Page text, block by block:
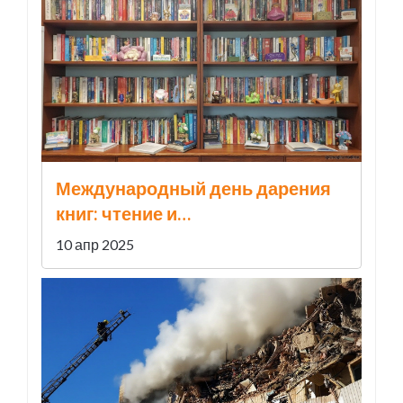
Международный день дарения
книг: чтение и
благотворительность в одном
празднике
10 апр 2025